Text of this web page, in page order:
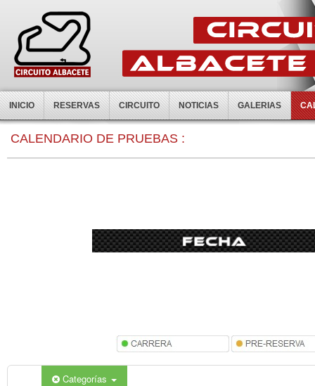
INICIO RESERVAS CIRCUITO NOTICIAS GALERIAS
CALENDARIO DE PRUEBAS :
Categorías
0:00